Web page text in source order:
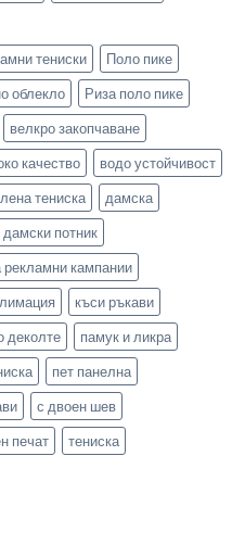
тениски
Поло пике
облекло
Риза поло пике
велкро закопчаване
качество
водо устойчивост
тениска
дамска
дамски потник
рекламни кампании
къси ръкави
деколте
памук и ликра
пет панелна
с двоен шев
печат
тениска